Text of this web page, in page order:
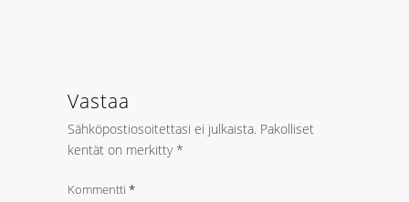
Vastaa
Sähköpostiosoitettasi ei julkaista. Pakolliset
kentät on merkitty*
Kommentti *